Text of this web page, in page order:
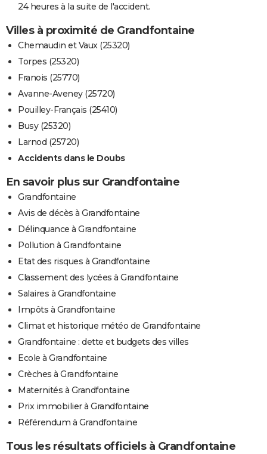
24 heures à la suite de l'accident.
Villes à proximité de Grandfontaine
Chemaudin et Vaux (25320)
Torpes (25320)
Franois (25770)
Avanne-Aveney (25720)
Pouilley-Français (25410)
Busy (25320)
Larnod (25720)
Accidents dans le Doubs
En savoir plus sur Grandfontaine
Grandfontaine
Avis de décès à Grandfontaine
Délinquance à Grandfontaine
Pollution à Grandfontaine
Etat des risques à Grandfontaine
Classement des lycées à Grandfontaine
Salaires à Grandfontaine
Impôts à Grandfontaine
Climat et historique météo de Grandfontaine
Grandfontaine : dette et budgets des villes
Ecole à Grandfontaine
Crèches à Grandfontaine
Maternités à Grandfontaine
Prix immobilier à Grandfontaine
Référendum à Grandfontaine
Tous les résultats officiels à Grandfontaine